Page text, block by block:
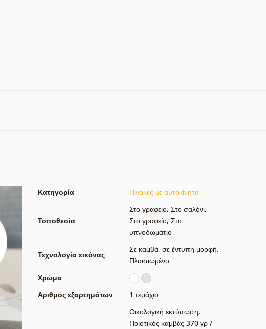
Κατηγορία Πίνακες με αυτοκίνητα
Τοποθεσία
Στο γραφείο, Στο σαλόνι,
Στο γραφείο, Στο
υπνοδωμάτιο
Τεχνολογία εικόνας
Σε καμβά, σε έντυπη μορφή,
Πλαισιωμένο
Χρώμα
Αριθμός εξαρτημάτων
1 τεμάχιο
Οικολογική εκτύπωση,
Ποιοτικός καμβάς 370 γρ /